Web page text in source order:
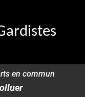
en commun